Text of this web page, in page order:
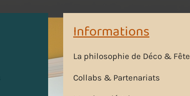
Informations
La philosophie de Déco & Fête
Collabs & Partenariats